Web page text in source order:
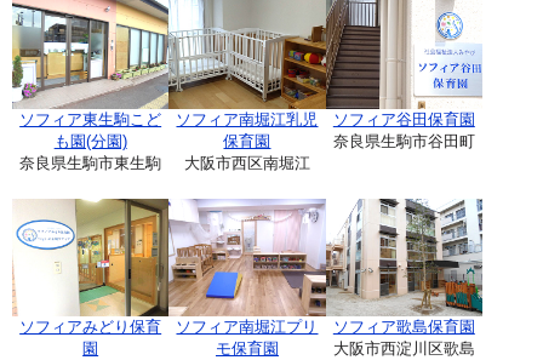
ソフィア東生駒こど
も園(分園)
奈良県生駒市東生駒
ソフィア南堀江乳児
保育園
大阪市西区南堀江
ソフィア谷田保育園
奈良県生駒市谷田町
ソフィアみどり保育
園
ソフィア南堀江プリ
モ保育園
ソフィア歌島保育園
大阪市西淀川区歌島